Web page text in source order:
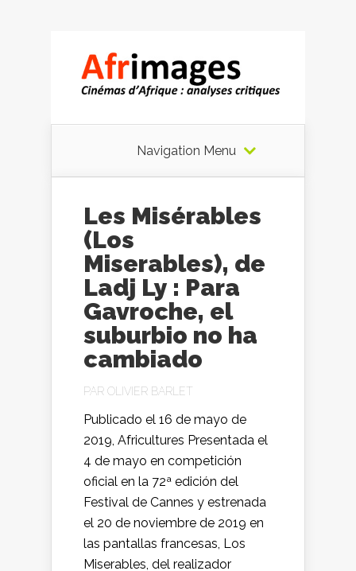
Navigation Menu
Les Misérables
(Los
Miserables), de
Ladj Ly : Para
Gavroche, el
suburbio no ha
cambiado
PAR OLIVIER BARLET
Publicado el 16 de mayo de
2019, Africultures Presentada el
4 de mayo en competición
oficial en la 72ª edición del
Festival de Cannes y estrenada
el 20 de noviembre de 2019 en
las pantallas francesas, Los
Miserables, del realizador